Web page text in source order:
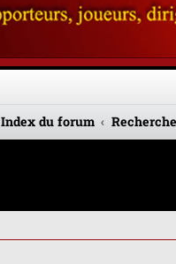
Index du forum